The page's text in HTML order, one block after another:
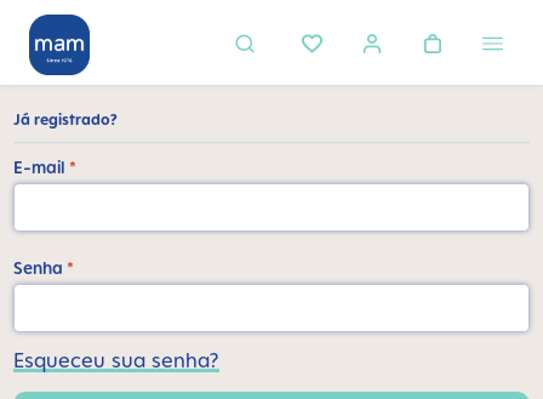
principal
Já registrado?
E-mail *
Senha *
Esqueceu sua senha?